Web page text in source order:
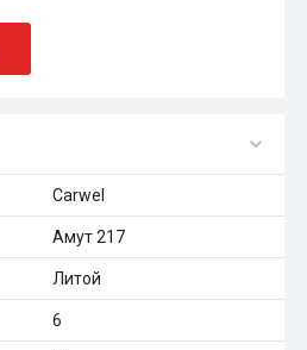
Carwel
Амут 217
Литой
6